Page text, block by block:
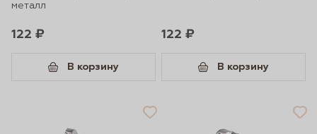
металл
122 ₽
В корзину
122 ₽
В корзину